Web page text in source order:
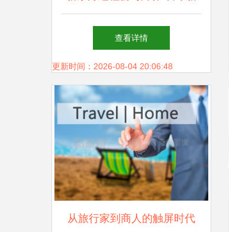
增旅游业务与住宿服务，开启
多元发展新篇章
查看详情
更新时间：2026-08-04 20:06:48
从旅行家到商人的触屏时代